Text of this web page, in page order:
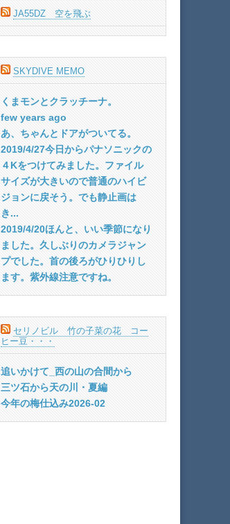
JA55DZ 空を飛ぶ
SKYDIVE MEMO
くまモンとクラッチーナ。
few years ago
あ、ちゃんとドアがついてる。
2019/4/27今日からパナソニックの
４Kをつけてみました。ファイル
サイズが大きいので普通のハイビ
ジョンに戻そう。でも静止画は
き...
2019/4/20ほんと、いい季節になり
ました。久しぶりのカメラジャン
プでした。首の後ろがひりひりし
ます。紫外線注意ですね。
セリノビル 竹の子菜の花 コー
ヒー豆・・・
追いかけて_西の山の合間から
三ツ石から天の川・夏編
今年の梅仕込み2026-02